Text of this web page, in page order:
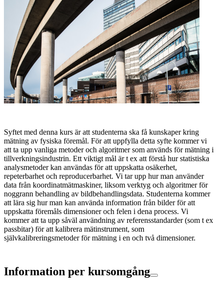
Syftet med denna kurs är att studenterna ska få kunskaper kring
mätning av fysiska föremål. För att uppfylla detta syfte kommer vi
att ta upp vanliga metoder och algoritmer som används för mätning i
tillverkningsindustrin. Ett viktigt mål är t ex att förstå hur statistiska
analysmetoder kan användas för att uppskatta osäkerhet,
repeterbarhet och reproducerbarhet. Vi tar upp hur man använder
data från koordinatmätmaskiner, liksom verktyg och algoritmer för
noggrann behandling av bildbehandlingsdata. Studenterna kommer
att lära sig hur man kan använda information från bilder för att
uppskatta föremåls dimensioner och felen i dena process. Vi
kommer att ta upp såväl användning av referensstandarder (som t ex
passbitar) för att kalibrera mätinstrument, som
självkalibreringsmetoder för mätning i en och två dimensioner.
Information per kursomgång